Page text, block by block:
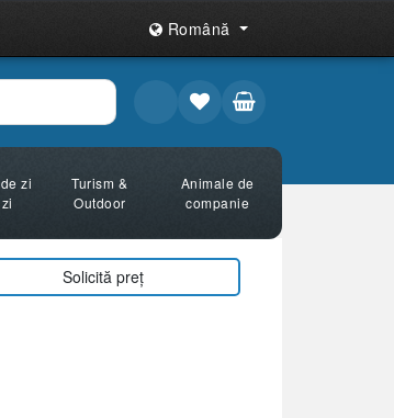
Română
zi
Turism &
Outdoor
Animale de
companie
Solicită preț